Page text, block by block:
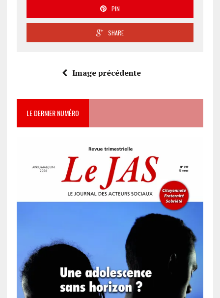
PIN
SHARE
Image précédente
LE DERNIER NUMÉRO